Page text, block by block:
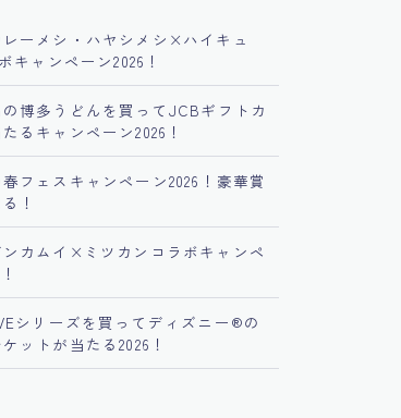
レーメシ・ハヤシメシ×ハイキュ
キャンペーン2026！
博多うどんを買ってJCBギフトカ
るキャンペーン2026！
フェスキャンペーン2026！豪華賞
！
ンカムイ×ミツカンコラボキャンペ
シリーズを買ってディズニー®︎の
ットが当たる2026！